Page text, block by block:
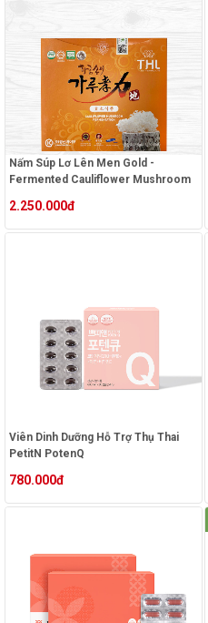
Nấm Súp Lơ Lên Men Gold -
Fermented Cauliflower Mushroom
2.250.000đ
Viên Dinh Dưỡng Hỗ Trợ Thụ Thai
PetitN PotenQ
780.000đ